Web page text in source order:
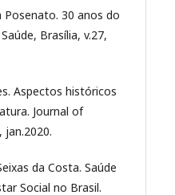
Posenato. 30 anos do
Brasília, v.27,
Aspectos históricos
Journal of
jan.2020.
da Costa. Saúde
Social no Brasil.